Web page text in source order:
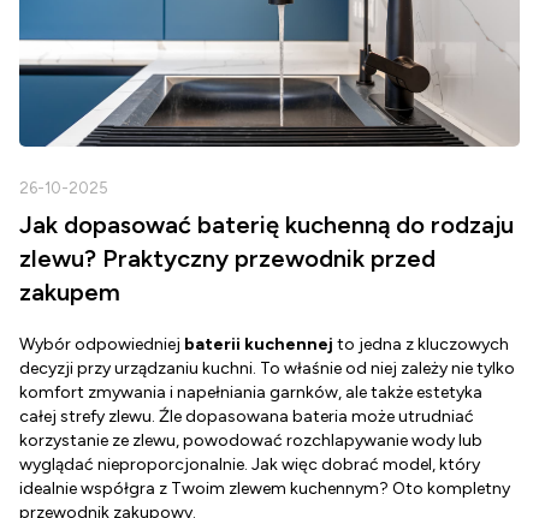
26-10-2025
Jak dopasować baterię kuchenną do rodzaju
zlewu? Praktyczny przewodnik przed
zakupem
Wybór odpowiedniej baterii kuchennej to jedna z kluczowych
decyzji przy urządzaniu kuchni. To właśnie od niej zależy nie tylko
komfort zmywania i napełniania garnków, ale także estetyka
całej strefy zlewu. Źle dopasowana bateria może utrudniać
korzystanie ze zlewu, powodować rozchlapywanie wody lub
wyglądać nieproporcjonalnie. Jak więc dobrać model, który
idealnie współgra z Twoim zlewem kuchennym? Oto kompletny
przewodnik zakupowy.